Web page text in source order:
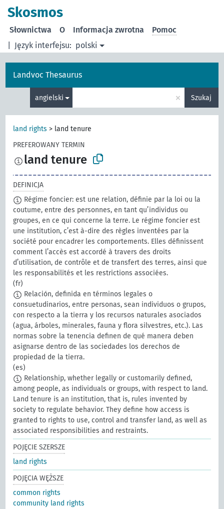
Skosmos
Język interfejsu: polski
Słownictwa O Informacja zwrotna Pomoc
Landvoc Thesaurus
angielski × Szukaj
land rights > land tenure
PREFEROWANY TERMIN
land tenure
DEFINICJA
Régime foncier: est une relation, définie par la loi ou la
coutume, entre des personnes, en tant qu’individus ou
groupes, en ce qui concerne la terre. Le régime foncier est
une institution, c’est à-dire des règles inventées par la
société pour encadrer les comportements. Elles définissent
comment l’accès est accordé à travers des droits
d’utilisation, de contrôle et de transfert des terres, ainsi que
les responsabilités et les restrictions associées.
(fr)
Relación, definida en términos legales o
consuetudinarios, entre personas, sean individuos o grupos,
con respecto a la tierra y los recursos naturales asociados
(agua, árboles, minerales, fauna y flora silvestres, etc.). Las
normas sobre la tenencia definen de qué manera deben
asignarse dentro de las sociedades los derechos de
propiedad de la tierra.
(es)
Relationship, whether legally or customarily defined,
among people, as individuals or groups, with respect to land.
Land tenure is an institution, that is, rules invented by
society to regulate behavior. They define how access is
granted to rights to use, control and transfer land, as well as
associated responsibilities and restraints.
POJĘCIE SZERSZE
land rights
POJĘCIA WĘŻSZE
common rights
community land rights